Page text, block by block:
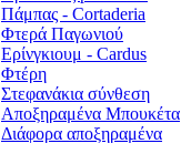
Πάμπας - Cortaderia
Φτερά Παγωνιού
Ερίνγκιουμ - Cardus
Φτέρη
Στεφανάκια σύνθεση
Αποξηραμένα Μπουκέτα
Διάφορα αποξηραμένα